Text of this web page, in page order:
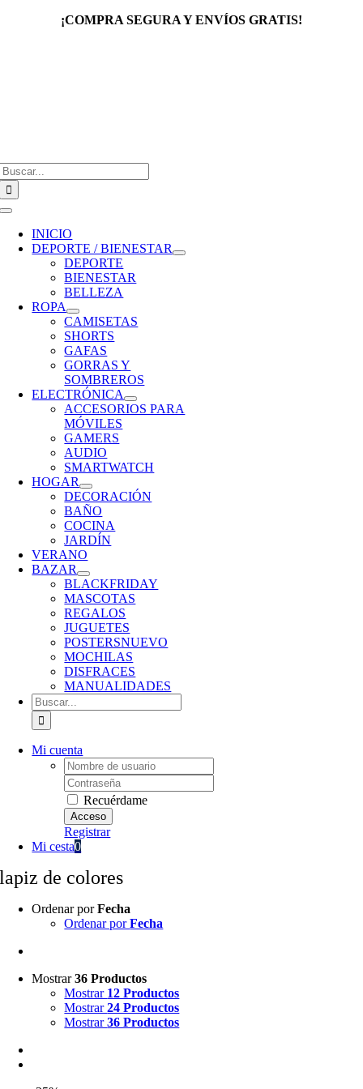
¡COMPRA SEGURA Y ENVÍOS GRATIS!
Toggle
Navigation
INICIO
DEPORTE / BIENESTAR
DEPORTE
BIENESTAR
BELLEZA
ROPA
CAMISETAS
SHORTS
GAFAS
GORRAS Y
SOMBREROS
ELECTRÓNICA
ACCESORIOS PARA
MÓVILES
GAMERS
AUDIO
SMARTWATCH
HOGAR
DECORACIÓN
BAÑO
COCINA
JARDÍN
VERANO
BAZAR
BLACKFRIDAY
MASCOTAS
REGALOS
JUGUETES
POSTERSNUEVO
MOCHILAS
DISFRACES
MANUALIDADES
Buscar:
Mi cuenta
Username:
Password:
Recuérdame
Registrar
Mi cesta0
lapiz de colores
Ordenar porFecha
Ordenar porFecha
Mostrar36 Productos
Mostrar 12 Productos
Mostrar24 Productos
Mostrar36 Productos